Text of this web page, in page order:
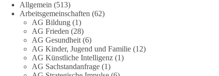
❤️ Hier kannst du unsere Arbeit unterstützen:
https://dieBasis.de/spenden
#dieBasis #hamburg #demokratiegespräch #bürgerdialog
Allgemein (513)
Arbeitsgemeinschaften (62)
AG Bildung (1)
AG Frieden (28)
AG Gesundheit (6)
AG Kinder, Jugend und Familie (12)
AG Künstliche Intelligenz (1)
AG Sachstandanfrage (1)